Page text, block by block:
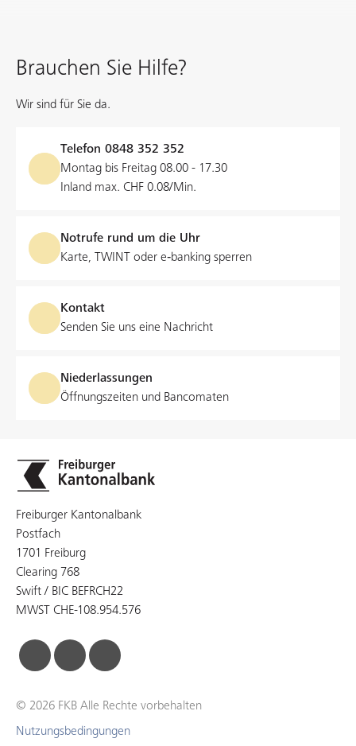
Brauchen Sie Hilfe?
Wir sind für Sie da.
Telefon 0848 352 352
Montag bis Freitag 08.00 - 17.30
Inland max. CHF 0.08/Min.
Notrufe rund um die Uhr
Karte, TWINT oder e‑banking sperren
Kontakt
Senden Sie uns eine Nachricht
Niederlassungen
Öffnungszeiten und Bancomaten
Freiburger Kantonalbank
Postfach
1701 Freiburg
Clearing 768
Swift / BIC BEFRCH22
MWST CHE-108.954.576
© 2026 FKB Alle Rechte vorbehalten
Nutzungsbedingungen